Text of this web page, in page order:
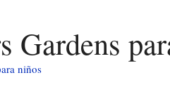
Gardens
niños